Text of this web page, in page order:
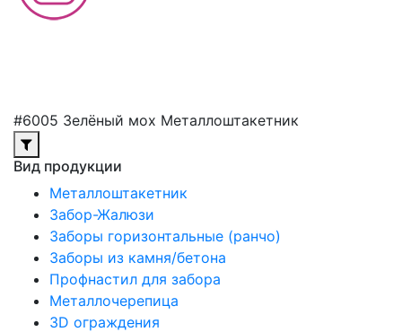
#6005 Зелёный мох Металлоштакетник
Вид продукции
Металлоштакетник
Забор-Жалюзи
Заборы горизонтальные (ранчо)
Заборы из камня/бетона
Профнастил для забора
Металлочерепица
3D ограждения